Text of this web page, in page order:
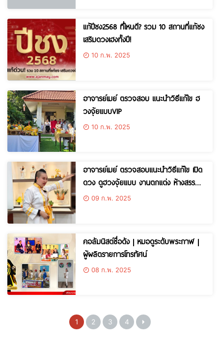
แก้ปีชง2568 ที่ไหนดี? รวม 10 สถานที่แก้ชง
เสริมดวงเฮงทั้งปี!
10 ก.พ. 2025
อาจารย์เมย์ ตรวจสอบ แนะนำวิธีแก้ไข ฮ
วงจุ้ยแบบVIP
10 ก.พ. 2025
อาจารย์เมย์ ตรวจสอบ​แนะนำวิธีแก้ไข เปิด
ดวง ดูฮวงจุ้ย​แบบ งานตกแต่ง ห้างสรรพ
สินค้าระดับ Luxury
09 ก.พ. 2025
คอลัมนิสต์ชื่อดัง | หมอดูระดับพระกาฬ |
ผู้ผลิตรายการโทรทัศน์
08 ก.พ. 2025
1 2 3 4